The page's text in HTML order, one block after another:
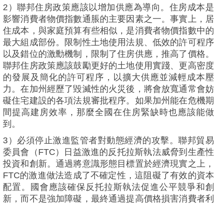
2）聯邦住房政策應該以增加供應為導向。住房成本是
影響消費者物價指數通脹的主要因素之一。事實上，居
住成本，與家庭預算有些相似，是消費者物價指數中的
最大組成部份。限制性土地使用法規、低效的許可程序
以及錯位的激勳機制，限制了住房供應，推高了價格。
聯邦住房政策應該鼓勵更好的土地使用實踐、更高密度
的發展及簡化的許可程序，以擴大供應並減輕成本壓
力。在加州經歷了毀滅性的火災後，將會放寬通常會妨
礙住宅建設的各項法規審批程序。如果加州能在危機期
間提高建房效率，那麼全國在住房緊缺時也應該能做
到。
3）必須停止激進監管者對動態經濟的攻擊。聯邦貿易
委員會（FTC）日益激進的反托拉斯執法威脅到生產性
投資和創新。通過將意識形態目標置於經濟現實之上，
FTC的激進做法造成了不確定性，這阻礙了有效的資本
配置。國會應該確保反托拉斯執法促進公平競爭和創
新，而不是強加障礙，最終通過提高價格損害消費者利